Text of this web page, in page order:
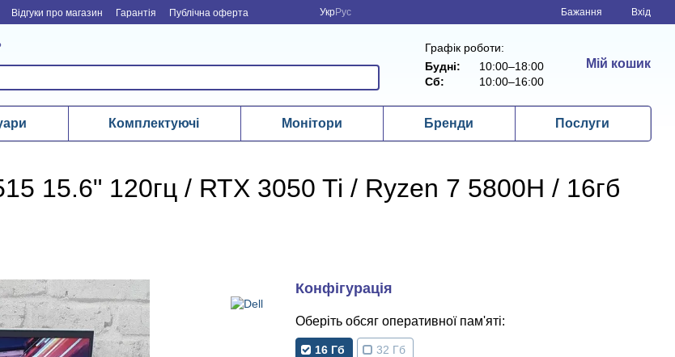
Відгуки про магазин Гарантія Публічна оферта УкрРус Бажання Вхід
Графік роботи:
Будні:
10:00–18:00
Сб:
10:00–16:00
Мій кошик
Комплектуючі Монітори Бренди Послуги
15.6" 120гц / RTX 3050 Ti / Ryzen 7 5800H / 16гб
обсяг оперативної пам'яті
16 Гб 32 Гб